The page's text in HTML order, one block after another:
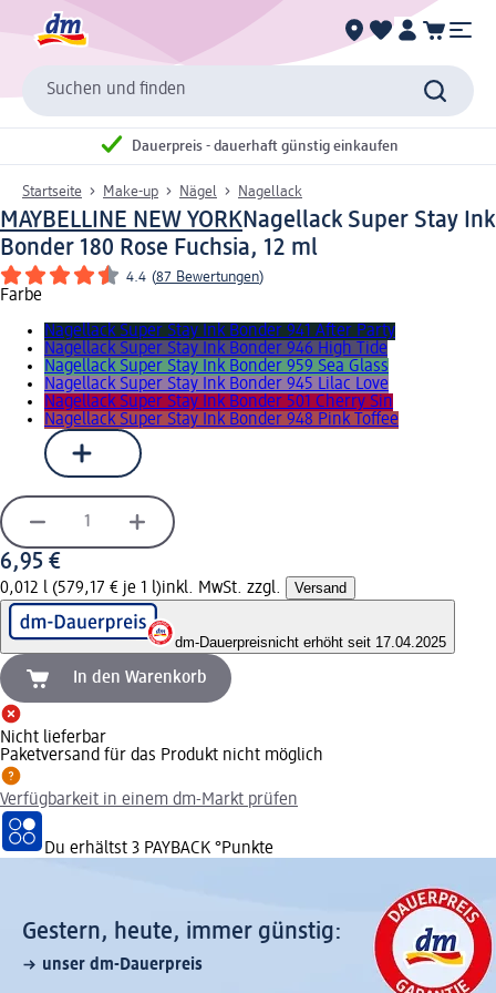
Suchen und finden
Dauerpreis - dauerhaft günstig einkaufen
Startseite Make-up Nägel Nagellack
MAYBELLINE NEW YORKNagellack Super Stay Ink
Bonder 180 Rose Fuchsia, 12 ml
4.4 (87 Bewertungen)
Farbe
Nagellack Super Stay Ink Bonder 941 After Party
Nagellack Super Stay Ink Bonder 946 High Tide
Nagellack Super Stay Ink Bonder 959 Sea Glass
Nagellack Super Stay Ink Bonder 945 Lilac Love
Nagellack Super Stay Ink Bonder 501 Cherry Sin
Nagellack Super Stay Ink Bonder 948 Pink Toffee
6,95 €
0,012 l (579,17 € je 1 l)inkl. MwSt. zzgl. Versand
dm-Dauerpreisnicht erhöht seit 17.04.2025
In den Warenkorb
Nicht lieferbar
Paketversand für das Produkt nicht möglich
Verfügbarkeit in einem dm-Markt prüfen
Du erhältst 3 PAYBACK °Punkte
Gestern, heute, immer günstig:
unser dm-Dauerpreis